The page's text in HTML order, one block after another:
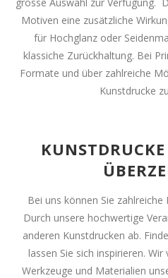
Motiven eine zusätzliche
für Hochglanz oder
klassiche Zurückhaltung. Bei
Formate und über zahlreiche
Kunstdrucke
Bei uns können Sie
Durch unsere hochwertige
anderen Kunstdrucken ab.
lassen Sie sich inspirieren.
Werkzeuge und Materialien